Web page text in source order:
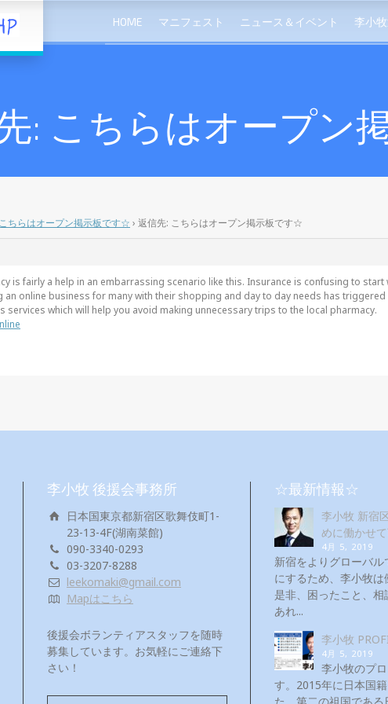
HOME マニフェスト ニュース＆イベント 李小
: こちらはオープン
こちらはオープン掲示板です☆ › 返信先: こちらはオープン掲示板です☆
is fairly a help in an embarrassing scenario like this. Insurance is confusing to
an online business for many with their shopping and day to day needs has
services which will help you avoid making unnecessary trips to the local pharmacy.
李小牧 後援会事務所
日本国東京都新宿区歌舞伎町1-
23-13-4F(湖南菜館)
090-3340-0293
03-3207-8288
leekomaki@gmail.com
Mapはこちら
後援会ボランティアスタッフを随時
募集しています。お気軽にご連絡下
さい！
☆最新情報☆
李小牧 新宿
めに働かせ
4月 5, 2019
新宿をよりグローバ
にするため、李小牧
是非、困ったこと、
あれ...
李小牧
4月 5, 2019
李小牧のプ
す。2015年に日本国